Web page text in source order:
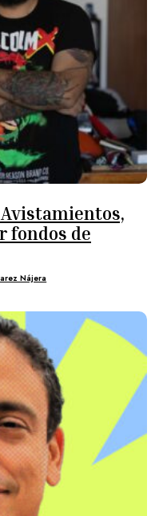
fondos de
Nájera